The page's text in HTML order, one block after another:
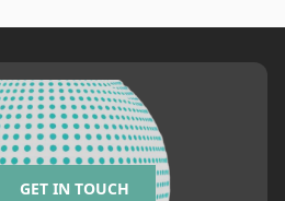
GET IN TOUCH